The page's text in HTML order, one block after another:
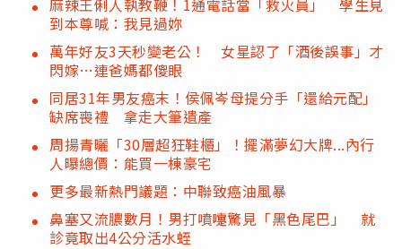
麻辣王俐人執教鞭！1通電話當「救火員」 學生見
到本尊喊：我見過妳
萬年好友3天秒變老公！ 女星認了「酒後誤事」才
閃嫁…連爸媽都傻眼
同居31年男友癌末！侯佩岑母提分手「還給元配」
缺席喪禮 拿走大筆遺產
周揚青曬「30層超狂鞋櫃」！擺滿夢幻大牌...內行
人曝總價：能買一棟豪宅
更多最新熱門議題：中聯致癌油風暴
鼻塞又流膿數月！男打噴嚏驚見「黑色尾巴」 就
診竟取出4公分活水蛭